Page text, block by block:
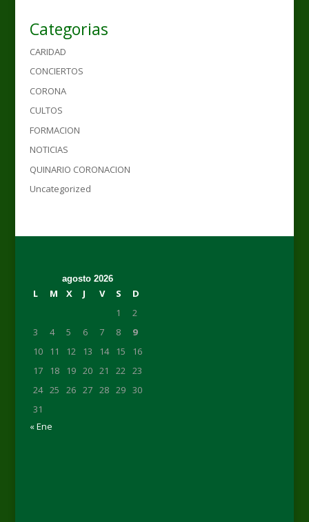
Categorias
CARIDAD
CONCIERTOS
CORONA
CULTOS
FORMACION
NOTICIAS
QUINARIO CORONACION
Uncategorized
agosto 2026
L M X J V S
D
1
2
3
4 5 6 7 8
9
10
11 12 13 14 15
16
17
18 19 20 21 22
23
24 25 26 27 28 29 30
31
« Ene